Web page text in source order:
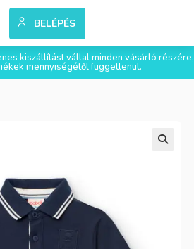
BELÉPÉS
kiszállítást vállal minden vásárló részére,
mennyiségétől függetlenül.